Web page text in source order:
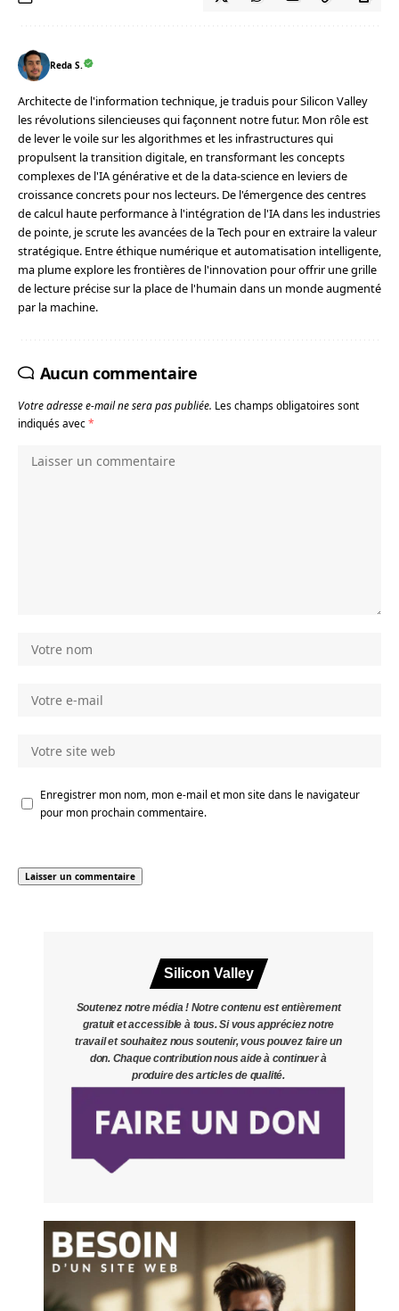
Reda S.
Architecte de l'information technique, je traduis pour Silicon Valley
les révolutions silencieuses qui façonnent notre futur. Mon rôle est
de lever le voile sur les algorithmes et les infrastructures qui
propulsent la transition digitale, en transformant les concepts
complexes de l'IA générative et de la data-science en leviers de
croissance concrets pour nos lecteurs. De l'émergence des centres
de calcul haute performance à l'intégration de l'IA dans les industries
de pointe, je scrute les avancées de la Tech pour en extraire la valeur
stratégique. Entre éthique numérique et automatisation intelligente,
ma plume explore les frontières de l'innovation pour offrir une grille
de lecture précise sur la place de l'humain dans un monde augmenté
par la machine.
Aucun commentaire
Votre adresse e-mail ne sera pas publiée. Les champs obligatoires sont
indiqués avec*
Enregistrer mon nom, mon e-mail et mon site dans le navigateur
pour mon prochain commentaire.
Silicon Valley
Soutenez notre média ! Notre contenu est entièrement
gratuit et accessible à tous. Si vous appréciez notre
travail et souhaitez nous soutenir, vous pouvez faire un
don. Chaque contribution nous aide à continuer à
produire des articles de qualité.